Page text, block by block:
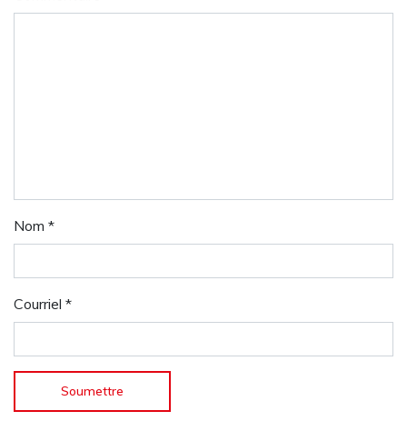
Nom *
Courriel *